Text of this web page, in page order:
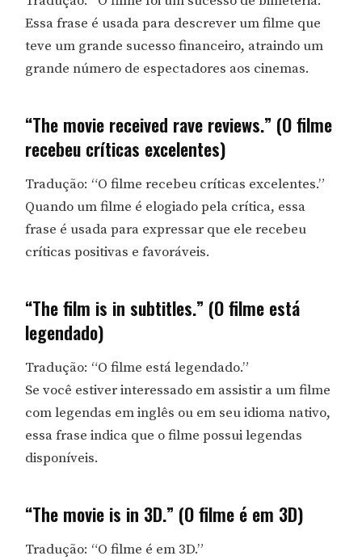
Essa frase é usada para descrever um filme que
teve um grande sucesso financeiro, atraindo um
grande número de espectadores aos cinemas.
“The movie received rave reviews.” (O filme
recebeu críticas excelentes)
Tradução: “O filme recebeu críticas excelentes.”
Quando um filme é elogiado pela crítica, essa
frase é usada para expressar que ele recebeu
críticas positivas e favoráveis.
“The film is in subtitles.” (O filme está
legendado)
Tradução: “O filme está legendado.”
Se você estiver interessado em assistir a um filme
com legendas em inglês ou em seu idioma nativo,
essa frase indica que o filme possui legendas
disponíveis.
“The movie is in 3D.” (O filme é em 3D)
Tradução: “O filme é em 3D.”